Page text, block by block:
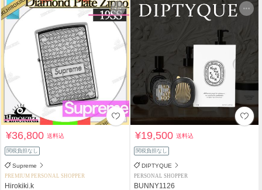
¥36,800送料込
関税負担なし
Supreme
PREMIUM PERSONAL SHOPPER
Hirokiki.k
¥19,500送料込
関税負担なし
DIPTYQUE
PERSONAL SHOPPER
BUNNY1126